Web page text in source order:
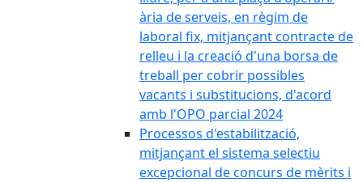
ària de serveis, en règim de
laboral fix, mitjançant contracte de
relleu i la creació d'una borsa de
treball per cobrir possibles
vacants i substitucions, d'acord
amb l'OPO parcial 2024
Processos d'estabilització,
mitjançant el sistema selectiu
excepcional de concurs de mèrits i